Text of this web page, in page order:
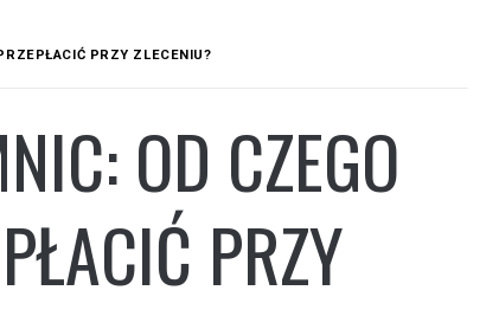
PRZY ZLECENIU?
OD CZEGO
PRZY